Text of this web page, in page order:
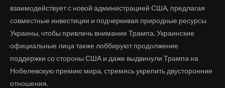
взаимодействует с новой администрацией США, предлагая
совместные инвестиции и подчеркивая природные ресурсы
Украины, чтобы привлечь внимание Трампа. Украинские
официальные лица также лоббируют продолжение
поддержки со стороны США и даже выдвинули Трампа на
Нобелевскую премию мира, стремясь укрепить двусторонние
отношения.